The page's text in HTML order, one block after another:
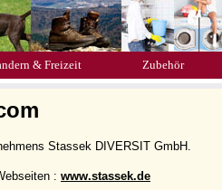
& Freizeit Zubehör
Stassek DIVERSIT GmbH.
: www.stassek.de